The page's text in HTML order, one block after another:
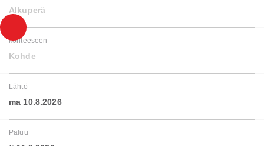
Alkuperä
kohteeseen
Kohde
Lähtö
ma 10.8.2026
Paluu